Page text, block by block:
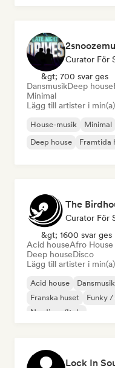
Curator För
&gt; 700 svar ges
DansmusikDeep house
Minimal
Lägg till artister i
House-musik Minimal
Deep house
Framtida
The
Curator För
&gt; 1600 svar ges
Acid houseAfro
Deep houseDisco
Lägg till artister i
Acid house Dansmusik
Franska huset
Funky /
Nu-disco/Italo
Lock In